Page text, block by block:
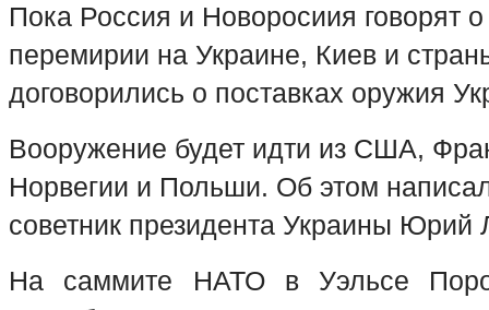
Пока Россия и Новоросиия говорят
перемирии на Украине, Киев и
договорились о поставках оружия
Вооружение будет идти из США,
Норвегии и Польши. Об этом
советник президента Украины Юрий
На саммите НАТО в Уэльсе